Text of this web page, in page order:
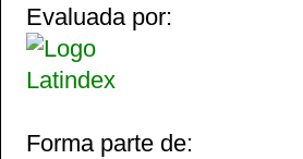
Evaluada por:
Forma parte de: